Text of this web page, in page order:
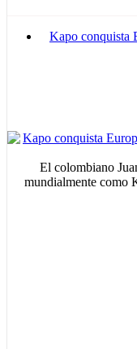
Kapo conquista
El colombiano
mundialmente como